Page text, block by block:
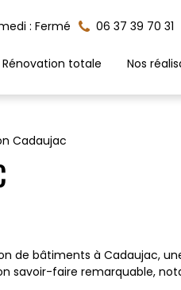
: Fermé 06 37 39 70 31
Rénovation totale Nos
Cadaujac
de bâtiments à Cadaujac,
savoir-faire remarquable,